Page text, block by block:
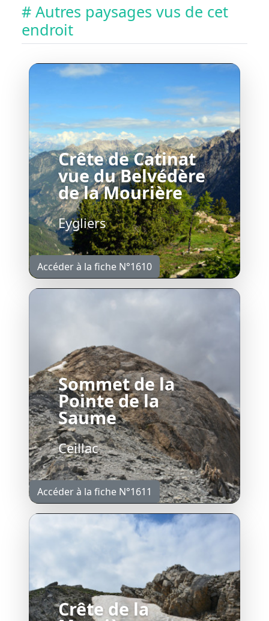
# Autres paysages vus de cet
endroit
Crête de Catinat
vue du Belvédère
de la Mourière
Eygliers
Accéder à la fiche N°1610
Sommet de la
Pointe de la
Saume
Ceillac
Accéder à la fiche N°1611
Crête de la